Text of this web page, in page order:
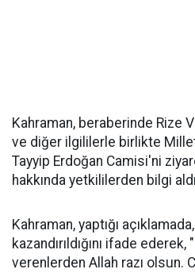
Kahraman, beraberinde Rize
ve diğer ilgililerle birlikte
Tayyip Erdoğan Camisi'ni
hakkında yetkililerden bilgi
Kahraman, yaptığı
kazandırıldığını ifade
verenlerden Allah razı olsun.